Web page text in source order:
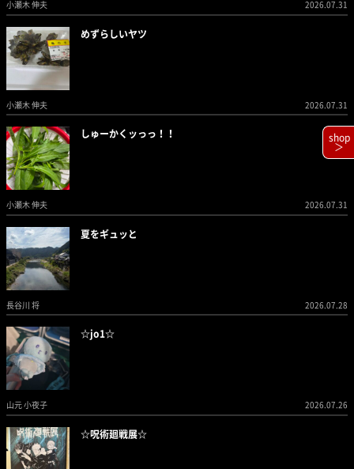
小瀬木 伸夫 2026.07.31
めずらしいヤツ
小瀬木 伸夫 2026.07.31
しゅーかくッっっ！！
小瀬木 伸夫 2026.07.31
夏をギュッと
長谷川 将 2026.07.28
☆jo1☆
山元 小夜子 2026.07.26
☆呪術廻戦展☆
shop
＞